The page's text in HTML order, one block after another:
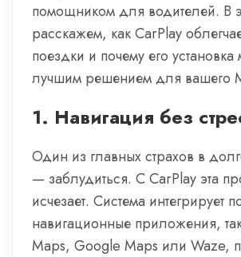
помощником для водителей. В
расскажем, как CarPlay
поездки и почему его установка
лучшим решением для вашего
1. Навигация без
Один из главных страхов в
— заблудиться. С CarPlay эта
исчезает. Система интегрирует
навигационные приложения,
Maps, Google Maps или Waze,